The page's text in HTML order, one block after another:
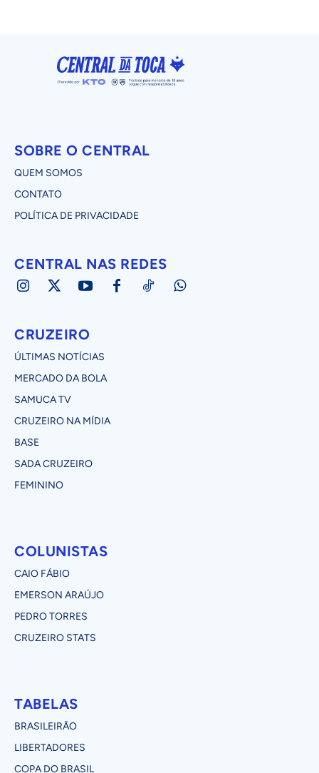
SOBRE O CENTRAL
QUEM SOMOS
CONTATO
POLÍTICA DE PRIVACIDADE
CENTRAL NAS REDES
CRUZEIRO
ÚLTIMAS NOTÍCIAS
MERCADO DA BOLA
SAMUCA TV
CRUZEIRO NA MÍDIA
BASE
SADA CRUZEIRO
FEMININO
COLUNISTAS
CAIO FÁBIO
EMERSON ARAÚJO
PEDRO TORRES
CRUZEIRO STATS
TABELAS
BRASILEIRÃO
LIBERTADORES
COPA DO BRASIL